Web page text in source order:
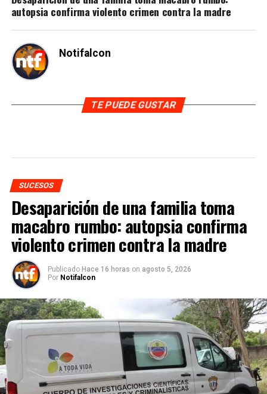
autopsia confirma violento crimen contra la madre
Notifalcon
TE PUEDE GUSTAR
SUCESOS
Desaparición de una familia toma
macabro rumbo: autopsia confirma
violento crimen contra la madre
Publicado Hace 16 horas on agosto 5, 2026
Por Notifalcon